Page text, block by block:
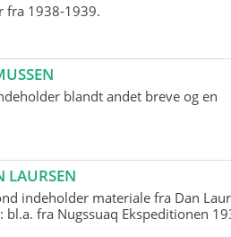
fra 1938-1939.
blandt andet breve og en
LAURSEN
indeholder materiale fra Dan
bl.a. fra Nugssuaq Ekspeditionen